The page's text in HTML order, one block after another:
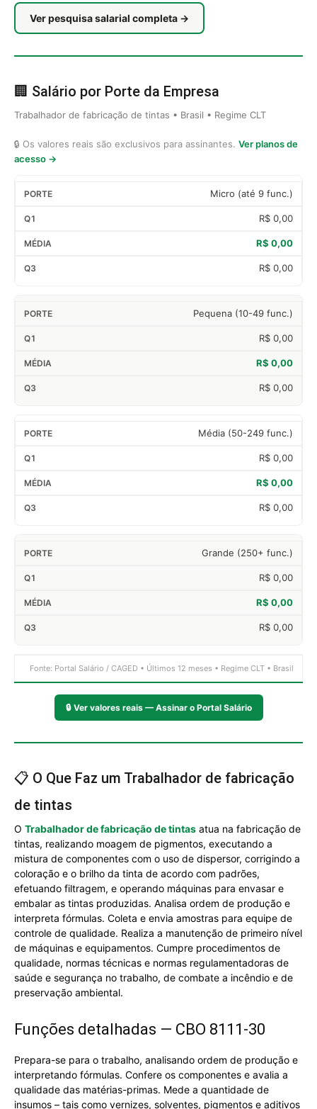
Ver pesquisa salarial completa →
🏢 Salário por Porte da Empresa
Trabalhador de fabricação de tintas • Brasil • Regime CLT
🔒 Os valores reais são exclusivos para assinantes. Ver planos de
acesso →
Micro (até 9 func.)
R$ 0,00
R$ 0,00
R$ 0,00
Pequena (10-49 func.)
R$ 0,00
R$ 0,00
R$ 0,00
Média (50-249 func.)
R$ 0,00
R$ 0,00
R$ 0,00
Grande (250+ func.)
R$ 0,00
R$ 0,00
R$ 0,00
Fonte: Portal Salário / CAGED • Últimos 12 meses • Regime CLT • Brasil
🔒 Ver valores reais — Assinar o Portal Salário
📋 O Que Faz um Trabalhador de fabricação
de tintas
O Trabalhador de fabricação de tintas atua na fabricação de
tintas, realizando moagem de pigmentos, executando a
mistura de componentes com o uso de dispersor, corrigindo a
coloração e o brilho da tinta de acordo com padrões,
efetuando filtragem, e operando máquinas para envasar e
embalar as tintas produzidas. Analisa ordem de produção e
interpreta fórmulas. Coleta e envia amostras para equipe de
controle de qualidade. Realiza a manutenção de primeiro nível
de máquinas e equipamentos. Cumpre procedimentos de
qualidade, normas técnicas e normas regulamentadoras de
saúde e segurança no trabalho, de combate a incêndio e de
preservação ambiental.
Funções detalhadas — CBO 8111-30
Prepara-se para o trabalho, analisando ordem de produção e
interpretando fórmulas. Confere os componentes e avalia a
qualidade das matérias-primas. Mede a quantidade de
insumos – tais como vernizes, solventes, pigmentos e aditivos